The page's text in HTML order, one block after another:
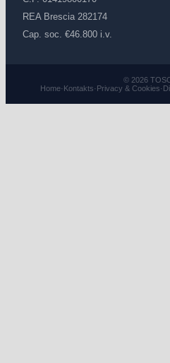
REA Brescia 282174
Cap. soc. €46.800 i.v.
© 2026
Home·Kontakts·Privacy & Cookies·